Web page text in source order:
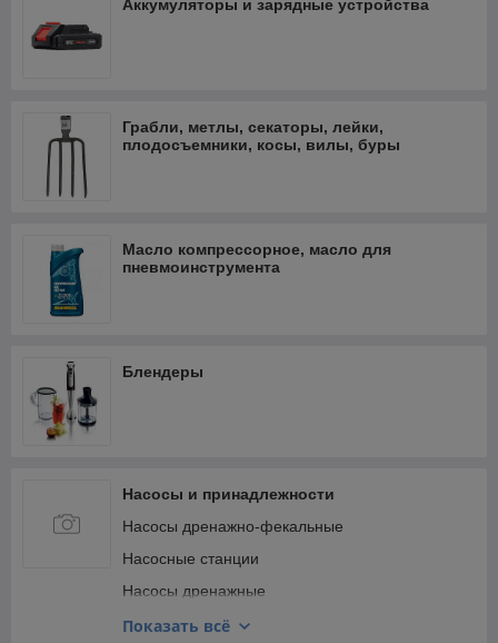
Аккумуляторы и зарядные устройства
Грабли, метлы, секаторы, лейки,
плодосъемники, косы, вилы, буры
Масло компрессорное, масло для
пневмоинструмента
Блендеры
Насосы и принадлежности
Насосы дренажно-фекальные
Насосные станции
Насосы дренажные
Насосы поверхностные
Показать всё